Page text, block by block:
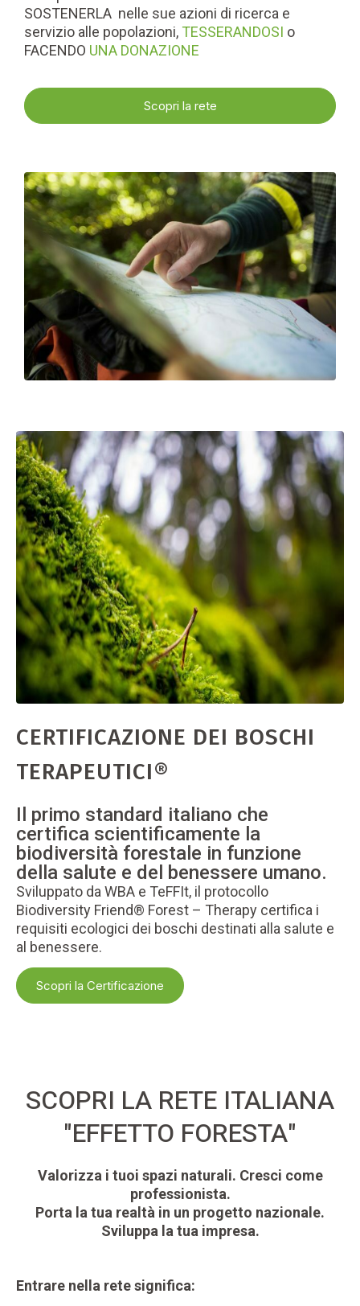
SOSTENERLA nelle sue azioni di ricerca e
servizio alle popolazioni, TESSERANDOSI o
FACENDO UNA DONAZIONE
Scopri la rete
CERTIFICAZIONE DEI BOSCHI
TERAPEUTICI®
Il primo standard italiano che
certifica scientificamente la
biodiversità forestale in funzione
della salute e del benessere umano.
Sviluppato da WBA e TeFFIt, il protocollo
Biodiversity Friend® Forest – Therapy certifica i
requisiti ecologici dei boschi destinati alla salute e
al benessere.
Scopri la Certificazione
SCOPRI LA RETE ITALIANA
"EFFETTO FORESTA"
Valorizza i tuoi spazi naturali. Cresci come
professionista.
Porta la tua realtà in un progetto nazionale.
Sviluppa la tua impresa.
Entrare nella rete significa: